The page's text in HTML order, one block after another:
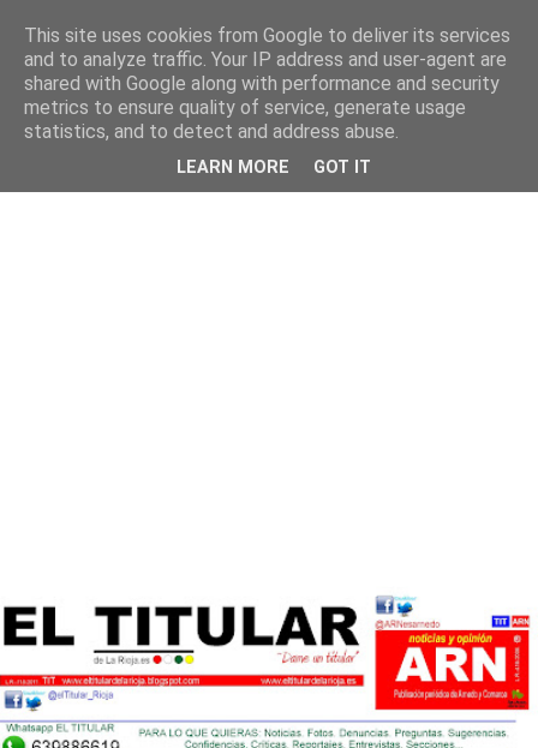
This site uses cookies from Google to deliver its services
and to analyze traffic. Your IP address and user-agent are
shared with Google along with performance and security
metrics to ensure quality of service, generate usage
statistics, and to detect and address abuse.
LEARN MORE GOT IT